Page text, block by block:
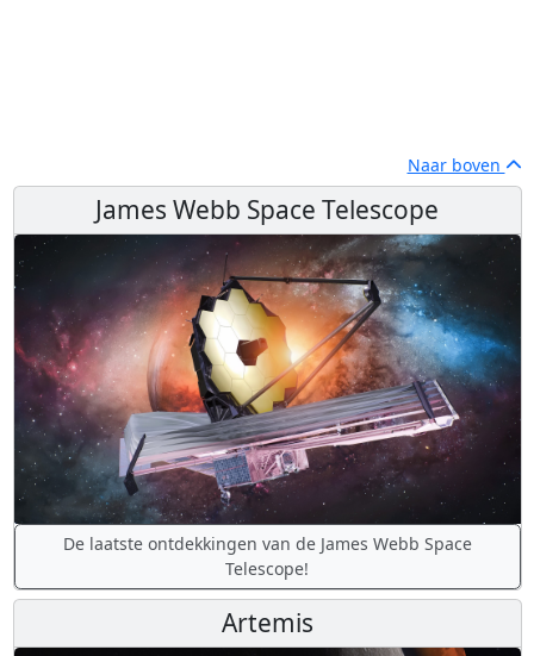
Naar boven
James Webb Space Telescope
De laatste ontdekkingen van de James Webb Space
Telescope!
Artemis